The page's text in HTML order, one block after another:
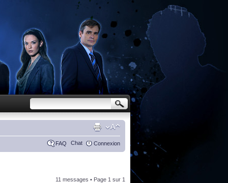
FAQ Chat Connexion
11 messages • Page 1 sur 1